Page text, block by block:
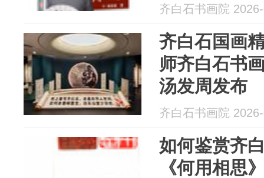
齐白石书画院
齐白石国画
师齐白石书
汤发周发布
齐白石书画院
如何鉴赏齐
《何用相思